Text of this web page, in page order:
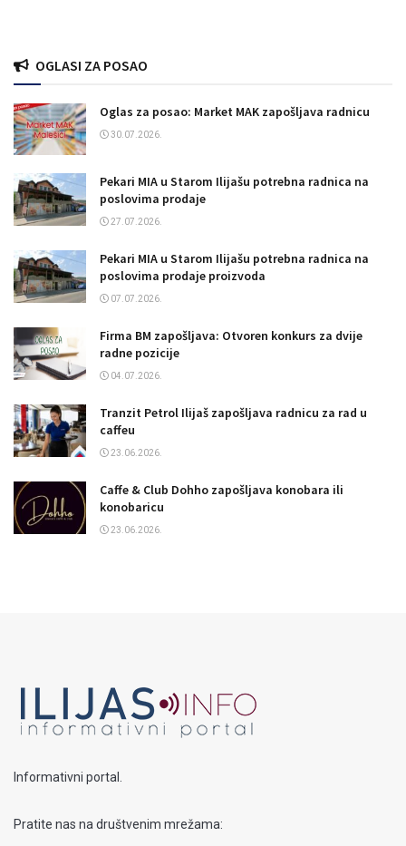
OGLASI ZA POSAO
Oglas za posao: Market MAK zapošljava radnicu
30.07.2026.
Pekari MIA u Starom Ilijašu potrebna radnica na
poslovima prodaje
27.07.2026.
Pekari MIA u Starom Ilijašu potrebna radnica na
poslovima prodaje proizvoda
07.07.2026.
Firma BM zapošljava: Otvoren konkurs za dvije
radne pozicije
04.07.2026.
Tranzit Petrol Ilijaš zapošljava radnicu za rad u
caffeu
23.06.2026.
Caffe & Club Dohho zapošljava konobara ili
konobaricu
23.06.2026.
Informativni portal.
Pratite nas na društvenim mrežama: